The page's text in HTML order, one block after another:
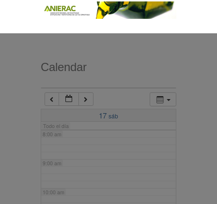
Calendar
17 sáb
Todo el día
7:00 am
8:00 am
9:00 am
10:00 am